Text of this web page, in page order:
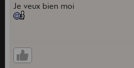
Je veux bien moi